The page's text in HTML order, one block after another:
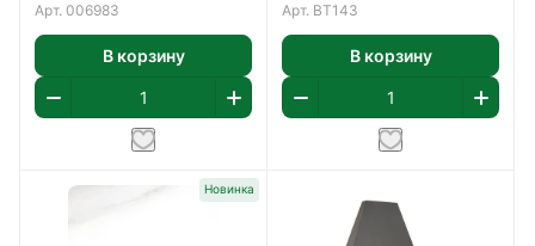
Арт. 006983
В корзину
Арт. BT143
В корзину
Новинка